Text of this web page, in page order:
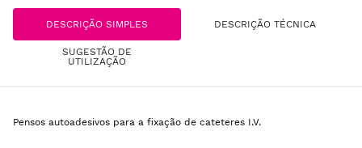
DESCRIÇÃO SIMPLES DESCRIÇÃO TÉCNICA
SUGESTÃO DE
UTILIZAÇÃO
Pensos autoadesivos para a fixação de cateteres I.V.